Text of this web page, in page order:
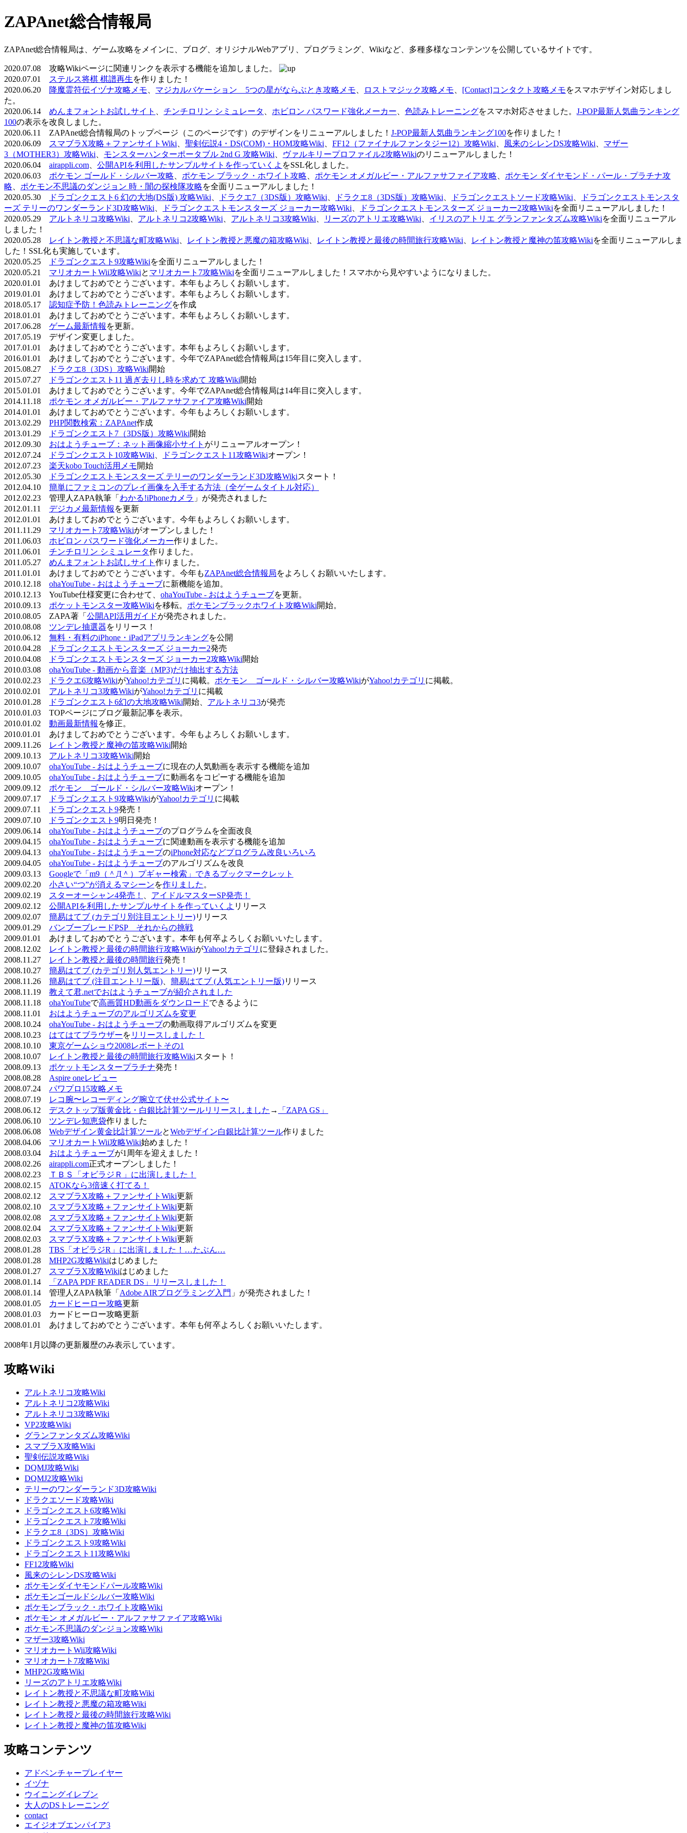
ZAPAnet総合情報局
ZAPAnet総合情報局は、ゲーム攻略をメインに、ブログ、オリジナルWebアプリ、プログラミング、Wikiなど、多種多様なコンテンツを公開しているサイトです。
2020.07.08 攻略Wikiページに関連リンクを表示する機能を追加しました。
2020.07.01
ステルス将棋 棋譜再生を作りました！
2020.06.20
降魔霊符伝イヅナ攻略メモ マジカルバケーション 5つの星がならぶとき攻略メモ ロストマジック攻略メモ [Contact]コンタクト攻略メモをスマホデザイン対応しまし
た。
2020.06.14 めんまフォントお試しサイト チンチロリン シミュレータ ホビロン パスワード強化メーカー 色読みトレーニングをスマホ対応させました。 J-POP最新人気曲ランキング
100の表示を改良しました。
2020.06.11 ZAPAnet総合情報局のトップページ（このページです）のデザインをリニューアルしました！ J-POP最新人気曲ランキング100を作りました！
2020.06.09
スマブラX攻略＋ファンサイトWiki 聖剣伝説4・DS(COM)・HOM攻略Wiki FF12（ファイナルファンタジー12）攻略Wiki 風来のシレンDS攻略Wiki
マザー
3（MOTHER3）攻略Wiki
モンスターハンターポータブル 2nd G 攻略Wiki ヴァルキリープロファイル2攻略Wikiのリニューアルしました！
2020.06.04 airappli.com 公開APIを利用したサンプルサイトを作っていくよ をSSL化しました。
2020.06.03 ポケモン ゴールド・シルバー攻略 ポケモン ブラック・ホワイト攻略 ポケモン オメガルビー・アルファサファイア攻略
ポケモン ダイヤモンド・パール・プラチナ攻
略
ポケモン不思議のダンジョン 時・闇の探検隊攻略を全面リニューアルしました！
2020.05.30
ドラゴンクエスト6 幻の大地(DS版) 攻略Wiki ドラクエ7（3DS版）攻略Wiki ドラクエ8（3DS版）攻略Wiki ドラゴンクエストソード攻略Wiki
ドラゴンクエストモンスタ
ーズ テリーのワンダーランド3D攻略Wiki
ドラゴンクエストモンスターズ ジョーカー攻略Wiki ドラゴンクエストモンスターズ ジョーカー2攻略Wikiを全面リニューアルしました！
2020.05.29 アルトネリコ攻略Wiki アルトネリコ2攻略Wiki アルトネリコ3攻略Wiki リーズのアトリエ攻略Wiki イリスのアトリエ グランファンタズム攻略Wikiを全面リニューアル
しました！
2020.05.28
レイトン教授と不思議な町攻略Wiki レイトン教授と悪魔の箱攻略Wiki レイトン教授と最後の時間旅行攻略Wiki レイトン教授と魔神の笛攻略Wikiを全面リニューアルしま
した！SSL化も実施しています。
2020.05.25
ドラゴンクエスト9攻略Wikiを全面リニューアルしました！
2020.05.21 マリオカートWii攻略Wikiと マリオカート7攻略Wikiを全面リニューアルしました！スマホから見やすいようになりました。
2020.01.01 あけましておめでとうございます。本年もよろしくお願いします。
2019.01.01 あけましておめでとうございます。本年もよろしくお願いします。
2018.05.17 認知症予防！色読みトレーニングを作成
2018.01.01 あけましておめでとうございます。本年もよろしくお願いします。
2017.06.28 ゲーム最新情報 を更新。
2017.05.19 デザイン変更しました。
2017.01.01 あけましておめでとうございます。本年もよろしくお願いします。
2016.01.01 あけましておめでとうございます。今年でZAPAnet総合情報局は15年目に突入します。
2015.08.27
ドラクエ8（3DS）攻略Wiki開始
2015.07.27
ドラゴンクエスト11 過ぎ去りし時を求めて 攻略Wiki開始
2015.01.01 あけましておめでとうございます。今年でZAPAnet総合情報局は14年目に突入します。
2014.11.18 ポケモン オメガルビー・アルファサファイア攻略Wiki開始
2014.01.01 あけましておめでとうございます。今年もよろしくお願いします。
2013.02.29 PHP関数検索：ZAPAnet作成
2013.01.29
ドラゴンクエスト7（3DS版）攻略Wiki開始
2012.09.30 おはようチューブ：ネット画像縮小サイト がリニューアルオープン！
2012.07.24
ドラゴンクエスト10攻略Wiki ドラゴンクエスト11攻略Wikiオープン！
2012.07.23 楽天kobo Touch活用メモ開始
2012.05.30
ドラゴンクエストモンスターズ テリーのワンダーランド3D攻略Wikiスタート！
2012.04.10 簡単にファミコンのプレイ画像を入手する方法（全ゲームタイトル対応）
2012.02.23 管理人ZAPA執筆「 わかる!iPhoneカメラ 」が発売されました
2012.01.11 デジカメ最新情報 を更新
2012.01.01 あけましておめでとうございます。今年もよろしくお願いします。
2011.11.29 マリオカート7攻略Wikiがオープンしました！
2011.06.03 ホビロン パスワード強化メーカー作りました。
2011.06.01 チンチロリン シミュレータ作りました。
2011.05.27 めんまフォントお試しサイト 作りました。
2011.01.01 あけましておめでとうございます。今年もZAPAnet総合情報局をよろしくお願いいたします。
2010.12.18 ohaYouTube - おはようチューブに新機能を追加。
2010.12.13 YouTube仕様変更に合わせて、 ohaYouTube - おはようチューブを更新。
2010.09.13 ポケットモンスター攻略Wikiを移転。 ポケモンブラックホワイト攻略Wiki開始。
2010.08.05 ZAPA著「 公開API活用ガイドが発売されました。
2010.08.08 ツンデレ抽選器をリリース！
2010.06.12 無料・有料のiPhone・iPadアプリランキングを公開
2010.04.28
ドラゴンクエストモンスターズ ジョーカー2発売
2010.04.08
ドラゴンクエストモンスターズ ジョーカー2攻略Wiki開始
2010.03.08 ohaYouTube - 動画から音楽（MP3)だけ抽出する方法
2010.02.23
ドラクエ6攻略WikiがYahoo!カテゴリ に掲載。 ポケモン ゴールド・シルバー攻略WikiがYahoo!カテゴリ に掲載。
2010.02.01 アルトネリコ3攻略WikiがYahoo!カテゴリ に掲載
2010.01.28
ドラゴンクエスト6幻の大地攻略Wiki開始、 アルトネリコ3が発売
2010.01.03 TOPページにブログ最新記事を表示。
2010.01.02 動画最新情報 を修正。
2010.01.01 あけましておめでとうございます。今年もよろしくお願いします。
2009.11.26
レイトン教授と魔神の笛攻略Wiki開始
2009.10.13 アルトネリコ3攻略Wiki開始
2009.10.07 ohaYouTube - おはようチューブに現在の人気動画を表示する機能を追加
2009.10.05 ohaYouTube - おはようチューブに動画名をコピーする機能を追加
2009.09.12 ポケモン ゴールド・シルバー攻略Wikiオープン！
2009.07.17
ドラゴンクエスト9攻略WikiがYahoo!カテゴリ に掲載
2009.07.11
ドラゴンクエスト9発売！
2009.07.10
ドラゴンクエスト9明日発売！
2009.06.14 ohaYouTube - おはようチューブのプログラムを全面改良
2009.04.15 ohaYouTube - おはようチューブに関連動画を表示する機能を追加
2009.04.13 ohaYouTube - おはようチューブのiPhone対応などプログラム改良いろいろ
2009.04.05 ohaYouTube - おはようチューブのアルゴリズムを改良
2009.03.13 Googleで「m9（＾Д＾）プギャー検索」できるブックマークレット
2009.02.20 小さい“つ”が消えるマシーンを作りました 。
2009.02.19
スターオーシャン4発売！
アイドルマスターSP発売！
2009.02.12 公開APIを利用したサンプルサイトを作っていくよ リリース
2009.02.07 簡易はてブ (カテゴリ別注目エントリー)リリース
2009.01.29 バンブーブレードPSP それからの挑戦
2009.01.01 あけましておめでとうございます。本年も何卒よろしくお願いいたします。
2008.12.02
レイトン教授と最後の時間旅行攻略WikiがYahoo!カテゴリ に登録されました。
2008.11.27
レイトン教授と最後の時間旅行発売！
2008.10.27 簡易はてブ (カテゴリ別人気エントリー)リリース
2008.11.26 簡易はてブ (注目エントリー版) 簡易はてブ (人気エントリー版)リリース
2008.11.19 教えて君.netでおはようチューブが紹介されました
2008.11.18 ohaYouTubeで高画質HD動画をダウンロードできるように
2008.11.01 おはようチューブのアルゴリズムを変更
2008.10.24 ohaYouTube - おはようチューブの動画取得アルゴリズムを変更
2008.10.23 はてはてブラウザーを リリースしました！
2008.10.10 東京ゲームショウ2008レポートその1
2008.10.07
レイトン教授と最後の時間旅行攻略Wikiスタート！
2008.09.13 ポケットモンスタープラチナ発売！
2008.08.28 Aspire oneレビュー
2008.07.24 パワプロ15攻略メモ
2008.07.19
レコ腕〜レコーディング腕立て伏せ公式サイト〜
2008.06.12 デスクトップ版黄金比・白銀比計算ツールリリースしました →
「ZAPA GS」
2008.06.10 ツンデレ知恵袋作りました
2008.06.08 Webデザイン黄金比計算ツールとWebデザイン白銀比計算ツール作りました
2008.04.06 マリオカートWii攻略Wiki始めました！
2008.03.04 おはようチューブが1周年を迎えました！
2008.02.26 airappli.com正式オープンしました！
2008.02.23
ＴＢＳ「オビラジＲ」に出演しました！
2008.02.15 ATOKなら3倍速く打てる！
2008.02.12
スマブラX攻略＋ファンサイトWiki更新
2008.02.10
スマブラX攻略＋ファンサイトWiki更新
2008.02.08
スマブラX攻略＋ファンサイトWiki更新
2008.02.04
スマブラX攻略＋ファンサイトWiki更新
2008.02.03
スマブラX攻略＋ファンサイトWiki更新
2008.01.28 TBS「オビラジR」に出演しました！…たぶん…
2008.01.28 MHP2G攻略Wikiはじめました
2008.01.27
スマブラX攻略Wikiはじめました
2008.01.14
「ZAPA PDF READER DS」リリースしました！
2008.01.14 管理人ZAPA執筆「 Adobe AIRプログラミング入門 」が発売されました！
2008.01.05
カードヒーロー攻略更新
2008.01.03 カードヒーロー攻略更新
2008.01.01 あけましておめでとうございます。本年も何卒よろしくお願いいたします。
2008年1月以降の更新履歴のみ表示しています。
攻略Wiki
アルトネリコ攻略Wiki
アルトネリコ2攻略Wiki
アルトネリコ3攻略Wiki
VP2攻略Wiki
グランファンタズム攻略Wiki
スマブラX攻略Wiki
聖剣伝説攻略Wiki
DQMJ攻略Wiki
DQMJ2攻略Wiki
テリーのワンダーランド3D攻略Wiki
ドラクエソード攻略Wiki
ドラゴンクエスト6攻略Wiki
ドラゴンクエスト7攻略Wiki
ドラクエ8（3DS）攻略Wiki
ドラゴンクエスト9攻略Wiki
ドラゴンクエスト11攻略Wiki
FF12攻略Wiki
風来のシレンDS攻略Wiki
ポケモンダイヤモンドパール攻略Wiki
ポケモンゴールドシルバー攻略Wiki
ポケモンブラック・ホワイト攻略Wiki
ポケモン オメガルビー・アルファサファイア攻略Wiki
ポケモン不思議のダンジョン攻略Wiki
マザー3攻略Wiki
マリオカートWii攻略Wiki
マリオカート7攻略Wiki
MHP2G攻略Wiki
リーズのアトリエ攻略Wiki
レイトン教授と不思議な町攻略Wiki
レイトン教授と悪魔の箱攻略Wiki
レイトン教授と最後の時間旅行攻略Wiki
レイトン教授と魔神の笛攻略Wiki
攻略コンテンツ
アドベンチャープレイヤー
イヅナ
ウイニングイレブン
大人のDSトレーニング
contact
エイジオブエンパイア3